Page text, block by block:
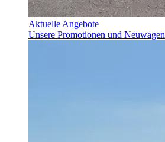
Aktuelle Angebote
Unsere Promotionen und Neuwagen